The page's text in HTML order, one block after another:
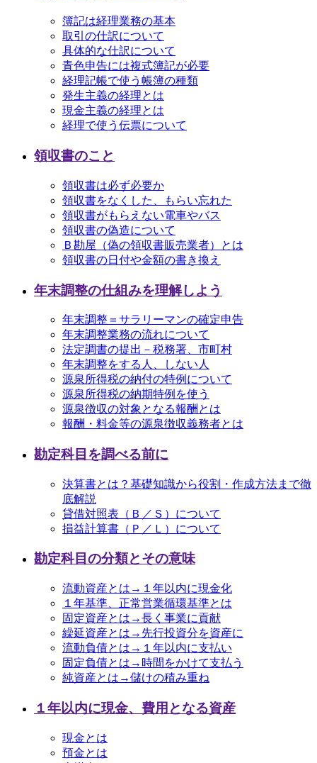
簿記は経理業務の基本
取引の仕訳について
具体的な仕訳について
青色申告には複式簿記が必要
経理記帳で使う帳簿の種類
発生主義の経理とは
現金主義の経理とは
経理で使う伝票について
領収書のこと
領収書は必ず必要か
領収書をなくした、もらい忘れた
領収書がもらえない電車やバス
領収書の偽造について
Ｂ勘屋（偽の領収書販売業者）とは
領収書の日付や金額の書き換え
年末調整の仕組みを理解しよう
年末調整＝サラリーマンの確定申告
年末調整業務の流れについて
法定調書の提出－税務署、市町村
年末調整をする人、しない人
源泉所得税の納付の特例について
源泉所得税の納期特例を使う
源泉徴収の対象となる報酬とは
報酬・料金等の源泉徴収義務者とは
勘定科目を調べる前に
決算書とは？基礎知識から役割・作成方法まで徹
底解説
貸借対照表（Ｂ／Ｓ）について
損益計算書（Ｐ／Ｌ）について
勘定科目の分類とその意味
流動資産とは→１年以内に現金化
１年基準、正常営業循環基準とは
固定資産とは→長く事業に貢献
繰延資産とは→先行投資分を資産に
流動負債とは→１年以内に支払い
固定負債とは→時間をかけて支払う
純資産とは→儲けの積み重ね
１年以内に現金、費用となる資産
現金とは
預金とは